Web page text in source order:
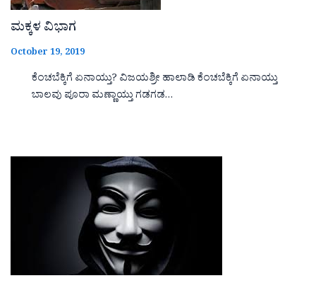
ಮಕ್ಕಳ ವಿಭಾಗ
October 19, 2019
ಕೆಂಚಬೆಕ್ಕಿಗೆ ಏನಾಯ್ತು? ವಿಜಯಶ್ರೀ ಹಾಲಾಡಿ ಕೆಂಚಬೆಕ್ಕಿಗೆ ಏನಾಯ್ತು
ಬಾಲವು ಪೂರಾ ಮಣ್ಣಾಯ್ತು ಗಡಗಡ…